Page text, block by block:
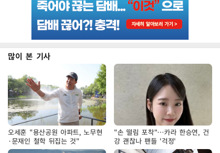
많이 본 기사
오세훈 "용산공원 아파트, 노무현
·문재인 철학 뒤집는 것"
"손 떨림 포착"…카라 한승연, 건
강 괜찮나 팬들 '걱정'